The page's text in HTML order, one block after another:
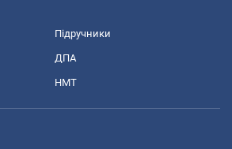
Підручники
ДПА
НМТ